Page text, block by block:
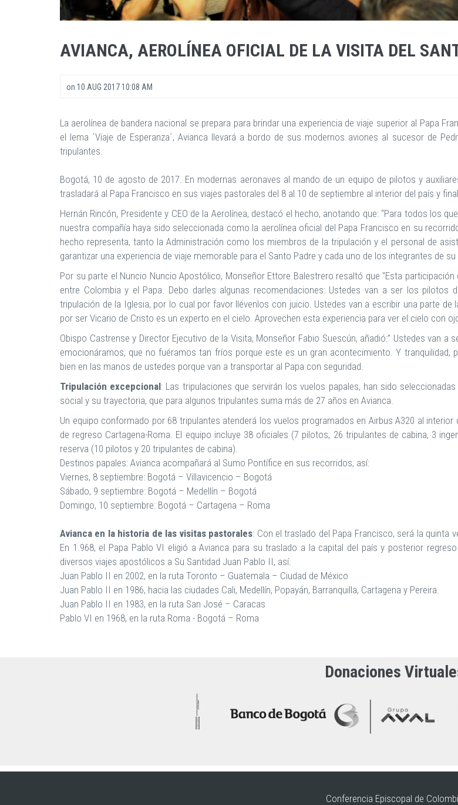
AVIANCA, AEROLÍNEA OFICIAL DE LA VISITA DEL
on 10 AUG 2017 10:08 AM
La aerolínea de bandera nacional se prepara para brindar una experiencia de viaje superior al Papa
el lema ´Viaje de Esperanza´, Avianca llevará a bordo de sus modernos aviones al sucesor de
tripulantes.
Bogotá, 10 de agosto de 2017. En modernas aeronaves al mando de un equipo de pilotos y
trasladará al Papa Francisco en sus viajes pastorales del 8 al 10 de septiembre al interior del país y
Hernán Rincón, Presidente y CEO de la Aerolínea, destacó el hecho, anotando que: “Para todos los
nuestra compañía haya sido seleccionada como la aerolínea oficial del Papa Francisco en su
hecho representa, tanto la Administración como los miembros de la tripulación y el personal de
garantizar una experiencia de viaje memorable para el Santo Padre y cada uno de los integrantes de su
Por su parte el Nuncio Nuncio Apostólico, Monseñor Ettore Balestrero resaltó que "Esta
entre Colombia y el Papa. Debo darles algunas recomendaciones: Ustedes van a ser los
tripulación de la Iglesia, por lo cual por favor llévenlos con juicio. Ustedes van a escribir una parte
por ser Vicario de Cristo es un experto en el cielo. Aprovechen esta experiencia para ver el cielo con
Obispo Castrense y Director Ejecutivo de la Visita, Monseñor Fabio Suescún, añadió:” Ustedes van
emocionáramos, que no fuéramos tan fríos porque este es un gran acontecimiento. Y
bien en las manos de ustedes porque van a transportar al Papa con seguridad.
Tripulación excepcional: Las tripulaciones que servirán los vuelos papales, han sido
social y su trayectoria, que para algunos tripulantes suma más de 27 años en Avianca.
Un equipo conformado por 68 tripulantes atenderá los vuelos programados en Airbus A320 al
de regreso Cartagena-Roma. El equipo incluye 38 oficiales (7 pilotos, 26 tripulantes de cabina, 3
reserva (10 pilotos y 20 tripulantes de cabina).
Destinos papales: Avianca acompañará al Sumo Pontífice en sus recorridos, así:
Viernes, 8 septiembre: Bogotá – Villavicencio – Bogotá
Sábado, 9 septiembre: Bogotá – Medellín – Bogotá
Domingo, 10 septiembre: Bogotá – Cartagena – Roma
Avianca en la historia de las visitas pastorales: Con el traslado del Papa Francisco, será la quinta
En 1.968, el Papa Pablo VI eligió a Avianca para su traslado a la capital del país y posterior
diversos viajes apostólicos a Su Santidad Juan Pablo II, así:
Juan Pablo II en 2002, en la ruta Toronto – Guatemala – Ciudad de México
Juan Pablo II en 1986, hacia las ciudades Cali, Medellín, Popayán, Barranquilla, Cartagena y Pereira.
Juan Pablo II en 1983, en la ruta San José – Caracas
Pablo VI en 1968, en la ruta Roma - Bogotá – Roma
Donaciones
Conferencia Episcopal de